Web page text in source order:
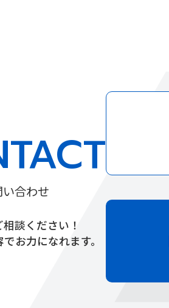
い合わせ
談ください！
お力になれます。